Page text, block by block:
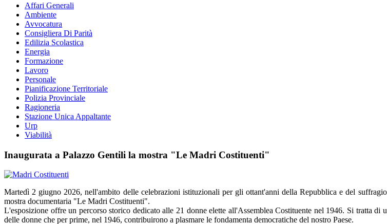
Affari Generali
Ambiente
Avvocatura
Consigliera Di Parità
Edilizia Scolastica
Energia
Formazione
Lavoro
Personale
Pianificazione Territoriale
Polizia Provinciale
Ragioneria
Stazione Unica Appaltante
Urp
Viabilità
Inaugurata a Palazzo Gentili la mostra "Le Madri Costituenti"
Martedì 2 giugno 2026, nell'ambito delle celebrazioni istituzionali per gli ottant'anni della Repubblica e del
mostra documentaria "Le Madri Costituenti".
L'esposizione offre un percorso storico dedicato alle 21 donne elette all'Assemblea Costituente nel 1946. Si tratta
delle donne che per prime, nel 1946, contribuirono a plasmare le fondamenta democratiche del nostro Paese.